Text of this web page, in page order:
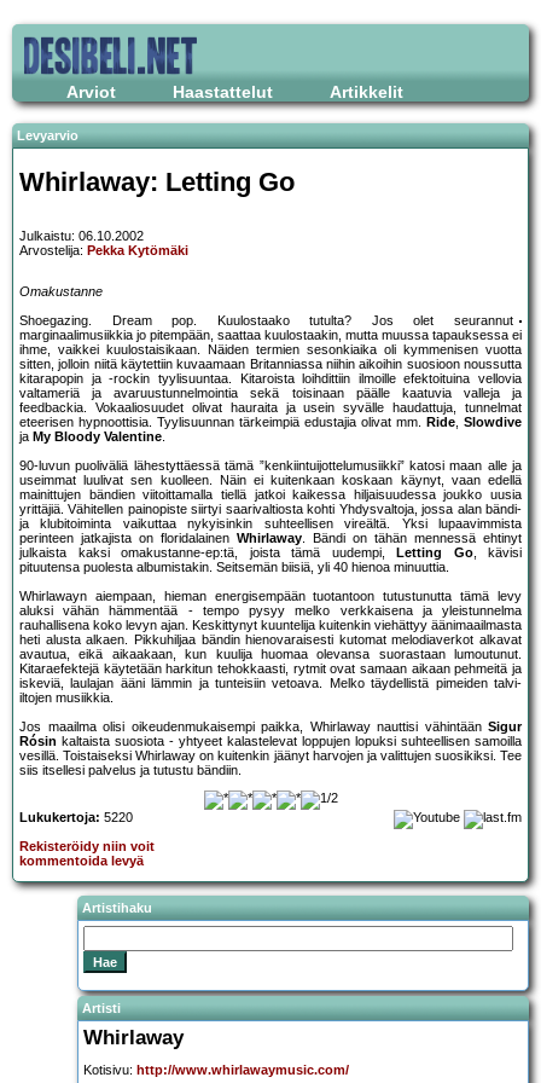
Arviot Haastattelut Artikkelit
Levyarvio
Whirlaway: Letting Go
Julkaistu: 06.10.2002
Arvostelija: Pekka Kytömäki
Omakustanne
Shoegazing. Dream pop. Kuulostaako tutulta? Jos olet seurannut
marginaalimusiikkia jo pitempään, saattaa kuulostaakin, mutta muussa tapauksessa ei
ihme, vaikkei kuulostaisikaan. Näiden termien sesonkiaika oli kymmenisen vuotta
sitten, jolloin niitä käytettiin kuvaamaan Britanniassa niihin aikoihin suosioon noussutta
kitarapopin ja -rockin tyylisuuntaa. Kitaroista loihdittiin ilmoille efektoituina vellovia
valtameriä ja avaruustunnelmointia sekä toisinaan päälle kaatuvia valleja ja
feedbackia. Vokaaliosuudet olivat hauraita ja usein syvälle haudattuja, tunnelmat
eteerisen hypnoottisia. Tyylisuunnan tärkeimpiä edustajia olivat mm. Ride, Slowdive
ja My Bloody Valentine.
90-luvun puoliväliä lähestyttäessä tämä ”kenkiintuijottelumusiikki” katosi maan alle ja
useimmat luulivat sen kuolleen. Näin ei kuitenkaan koskaan käynyt, vaan edellä
mainittujen bändien viitoittamalla tiellä jatkoi kaikessa hiljaisuudessa joukko uusia
yrittäjiä. Vähitellen painopiste siirtyi saarivaltiosta kohti Yhdysvaltoja, jossa alan bändi-
ja klubitoiminta vaikuttaa nykyisinkin suhteellisen vireältä. Yksi lupaavimmista
perinteen jatkajista on floridalainen Whirlaway. Bändi on tähän mennessä ehtinyt
julkaista kaksi omakustanne-ep:tä, joista tämä uudempi,
Letting Go, kävisi
pituutensa puolesta albumistakin. Seitsemän biisiä, yli 40 hienoa minuuttia.
Whirlawayn aiempaan, hieman energisempään tuotantoon tutustunutta tämä levy
aluksi vähän hämmentää - tempo pysyy melko verkkaisena ja yleistunnelma
rauhallisena koko levyn ajan. Keskittynyt kuuntelija kuitenkin viehättyy äänimaailmasta
heti alusta alkaen. Pikkuhiljaa bändin hienovaraisesti kutomat melodiaverkot alkavat
avautua, eikä aikaakaan, kun kuulija huomaa olevansa suorastaan lumoutunut.
Kitaraefektejä käytetään harkitun tehokkaasti, rytmit ovat samaan aikaan pehmeitä ja
iskeviä, laulajan ääni lämmin ja tunteisiin vetoava. Melko täydellistä pimeiden talvi-
iltojen musiikkia.
Jos maailma olisi oikeudenmukaisempi paikka, Whirlaway nauttisi vähintään Sigur
Rósin kaltaista suosiota - yhtyeet kalastelevat loppujen lopuksi suhteellisen samoilla
vesillä. Toistaiseksi Whirlaway on kuitenkin jäänyt harvojen ja valittujen suosikiksi. Tee
siis itsellesi palvelus ja tutustu bändiin.
Lukukertoja: 5220
Rekisteröidy niin voit
kommentoida levyä
Artistihaku
Artisti
Whirlaway
Kotisivu: http://www.whirlawaymusic.com/